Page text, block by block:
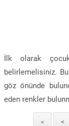
İlk olarak
belirlemelisiniz.
göz önünde
eden renkler
« <